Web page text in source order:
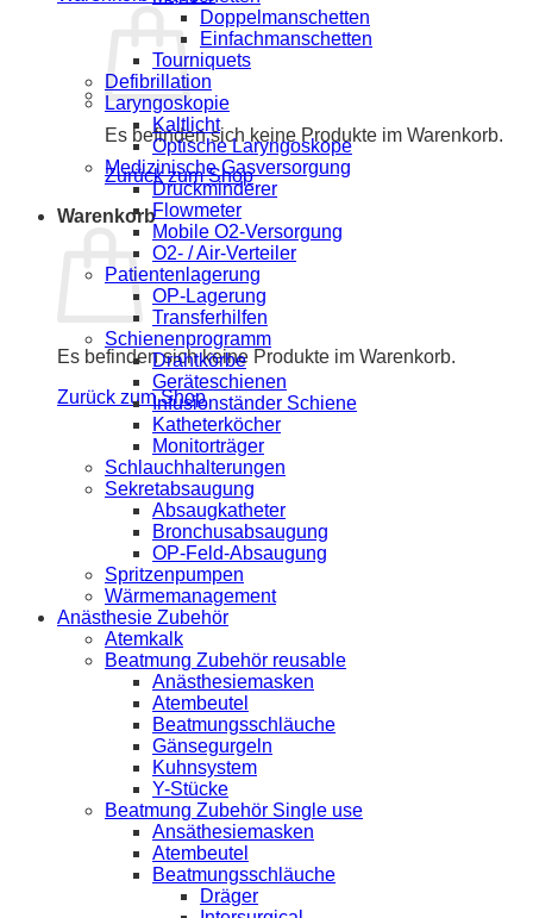
Es befinden sich keine Produkte im Warenkorb.
Zurück zum Shop
Warenkorb
Es befinden sich keine Produkte im Warenkorb.
Zurück zum Shop
Doppelmanschetten
Einfachmanschetten
Tourniquets
Defibrillation
Laryngoskopie
Kaltlicht
Optische Laryngoskope
Medizinische Gasversorgung
Druckminderer
Flowmeter
Mobile O2-Versorgung
O2- / Air-Verteiler
Patientenlagerung
OP-Lagerung
Transferhilfen
Schienenprogramm
Drahtkörbe
Geräteschienen
Infusionständer Schiene
Katheterköcher
Monitorträger
Schlauchhalterungen
Sekretabsaugung
Absaugkatheter
Bronchusabsaugung
OP-Feld-Absaugung
Spritzenpumpen
Wärmemanagement
Anästhesie Zubehör
Atemkalk
Beatmung Zubehör reusable
Anästhesiemasken
Atembeutel
Beatmungsschläuche
Gänsegurgeln
Kuhnsystem
Y-Stücke
Beatmung Zubehör Single use
Ansäthesiemasken
Atembeutel
Beatmungsschläuche
Dräger